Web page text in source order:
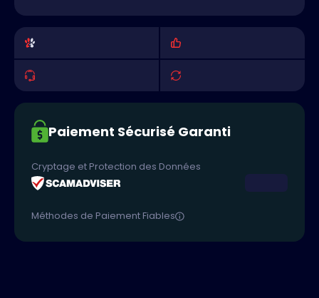
Paiement Sécurisé Garanti
Cryptage et Protection des Données
Méthodes de Paiement Fiables